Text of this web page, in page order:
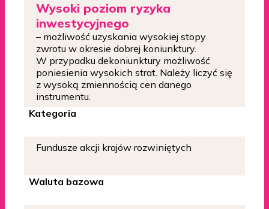
Wysoki poziom ryzyka
inwestycyjnego
– możliwość uzyskania wysokiej stopy
zwrotu w okresie dobrej koniunktury.
W przypadku dekoniunktury możliwość
poniesienia wysokich strat. Należy liczyć się
z wysoką zmiennością cen danego
instrumentu.
Kategoria
Fundusze akcji krajów rozwiniętych
Waluta bazowa